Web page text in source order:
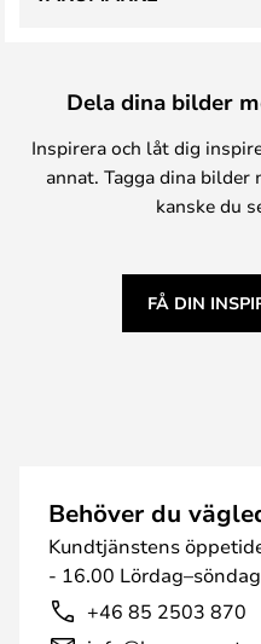
Dela dina bilder
Inspirera och låt dig
annat. Tagga dina bilder
kanske du
FÅ DIN
Behöver du
Kundtjänstens
- 16.00
+46 85 2503 870